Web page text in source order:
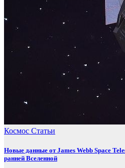
Космос Статьи
Новые данные от James Webb Space
ранней Вселенной